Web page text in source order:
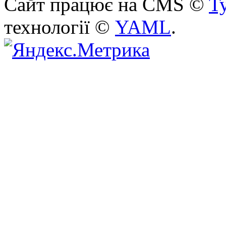
Сайт працює на CMS ©
технології © YAML.